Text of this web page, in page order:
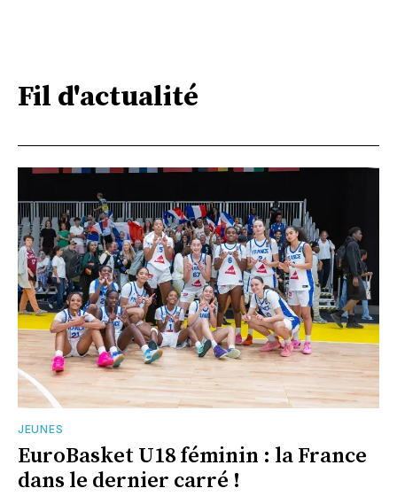
Fil d'actualité
JEUNES
EuroBasket U18 féminin : la France
dans le dernier carré !